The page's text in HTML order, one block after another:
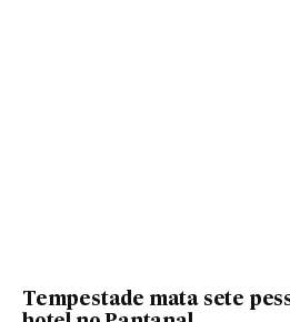
Tempestade mata sete